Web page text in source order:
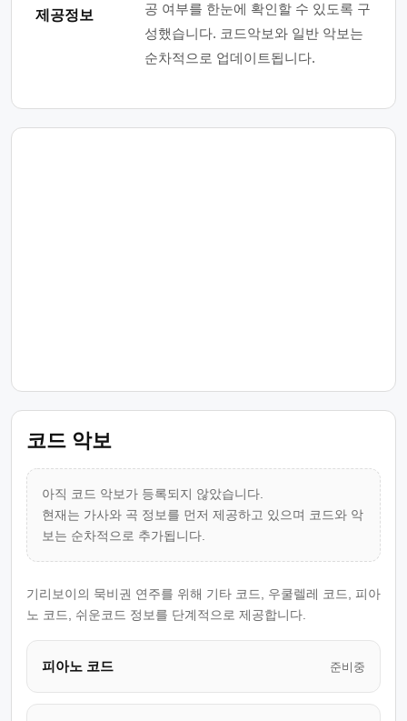
제공정보
공 여부를 한눈에 확인할 수 있도록 구
성했습니다. 코드악보와 일반 악보는
순차적으로 업데이트됩니다.
코드 악보
아직 코드 악보가 등록되지 않았습니다.
현재는 가사와 곡 정보를 먼저 제공하고 있으며 코드와 악
보는 순차적으로 추가됩니다.
기리보이의 묵비권 연주를 위해 기타 코드, 우쿨렐레 코드, 피아
노 코드, 쉬운코드 정보를 단계적으로 제공합니다.
피아노 코드 준비중